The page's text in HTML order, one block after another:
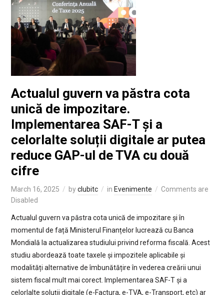
Actualul guvern va păstra cota
unică de impozitare.
Implementarea SAF-T și a
celorlalte soluții digitale ar putea
reduce GAP-ul de TVA cu două
cifre
March 16, 2025 byclubitc in Evenimente
Comments are
Disabled
Actualul guvern va păstra cota unică de impozitare și în
momentul de față Ministerul Finanțelor lucrează cu Banca
Mondială la actualizarea studiului privind reforma fiscală. Acest
studiu abordează toate taxele și impozitele aplicabile și
modalități alternative de îmbunătățire în vederea creării unui
sistem fiscal mult mai corect. Implementarea SAF-T și a
celorlalte soluții digitale (e-Factura, e-TVA, e-Transport, etc) ar